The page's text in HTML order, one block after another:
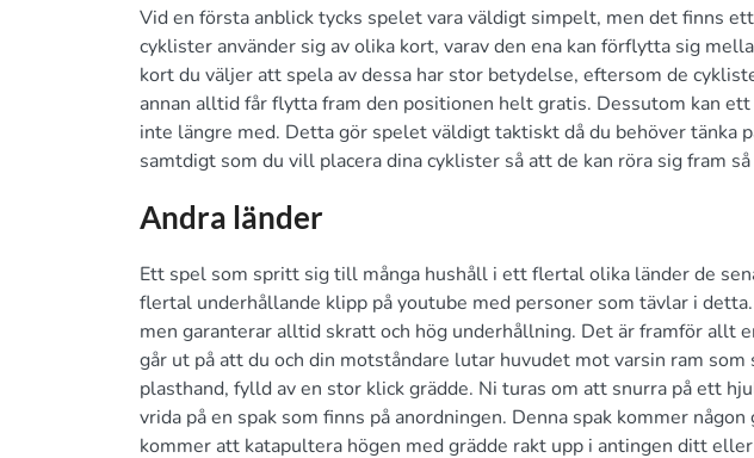
Vid en första anblick tycks spelet vara väldigt simpelt, men det finns
cyklister använder sig av olika kort, varav den ena kan förflytta sig
kort du väljer att spela av dessa har stor betydelse, eftersom de
annan alltid får flytta fram den positionen helt gratis. Dessutom kan ett
inte längre med. Detta gör spelet väldigt taktiskt då du behöver tänka
samtdigt som du vill placera dina cyklister så att de kan röra sig fram
Andra länder
Ett spel som spritt sig till många hushåll i ett flertal olika länder de
flertal underhållande klipp på youtube med personer som tävlar i
men garanterar alltid skratt och hög underhållning. Det är framför allt
går ut på att du och din motståndare lutar huvudet mot varsin ram
plasthand, fylld av en stor klick grädde. Ni turas om att snurra på ett
vrida på en spak som finns på anordningen. Denna spak kommer
kommer att katapultera högen med grädde rakt upp i antingen ditt